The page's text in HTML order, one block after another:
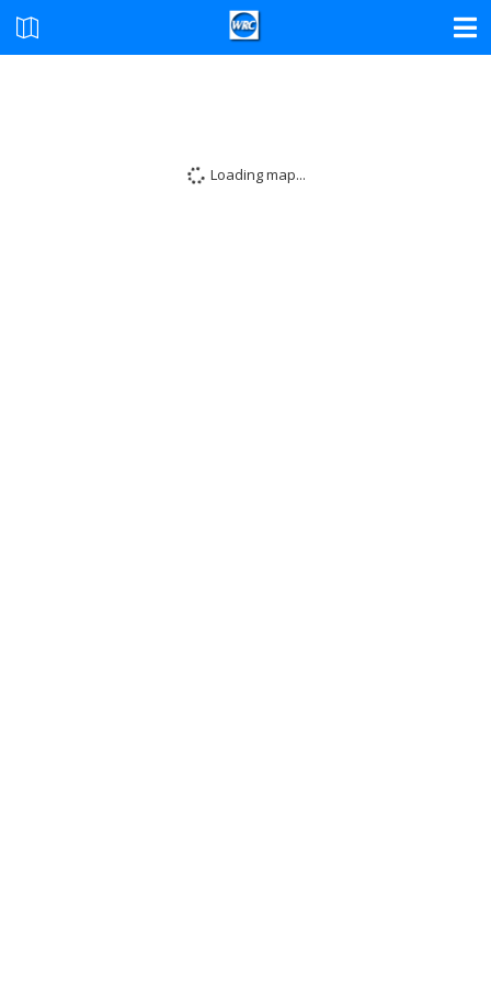
Loading map...